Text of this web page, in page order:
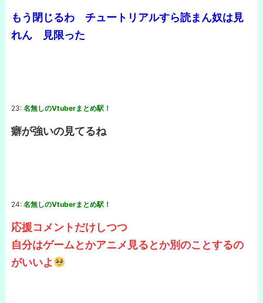
もう閉じるわ チュートリアルすら読まん奴は見
れん 見限った
23: 名無しのVtuberまとめ駅！
癖が強いの見てるね
24: 名無しのVtuberまとめ駅！
応援コメントだけしつつ
自分はゲームとかアニメ見るとか別のことするの
がいいよ